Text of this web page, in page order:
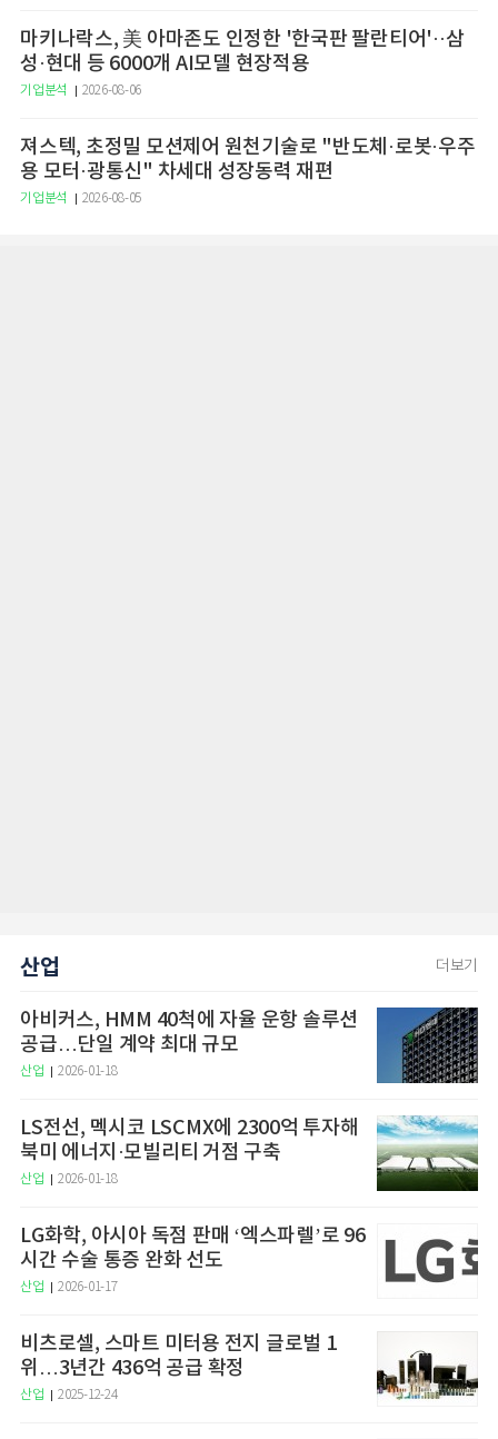
마키나락스, 美 아마존도 인정한 '한국판 팔란티어'··삼
성·현대 등 6000개 AI모델 현장적용
기업분석 2026-08-06
져스텍, 초정밀 모션제어 원천기술로 "반도체·로봇·우주
용 모터·광통신" 차세대 성장동력 재편
기업분석 2026-08-05
산업 더보기
아비커스, HMM 40척에 자율 운항 솔루션
공급…단일 계약 최대 규모
산업 2026-01-18
LS전선, 멕시코 LSCMX에 2300억 투자해
북미 에너지·모빌리티 거점 구축
산업 2026-01-18
LG화학, 아시아 독점 판매 ‘엑스파렐’로 96
시간 수술 통증 완화 선도
산업 2026-01-17
비츠로셀, 스마트 미터용 전지 글로벌 1
위…3년간 436억 공급 확정
산업 2025-12-24